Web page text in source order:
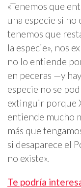
«Tenemos que
una especie si no
tenemos que
la especie», nos
no lo entiende
en peceras —y
especie no se
extinguir porque
entiende mucho
más que
si desaparece el
no existe».
Te podría